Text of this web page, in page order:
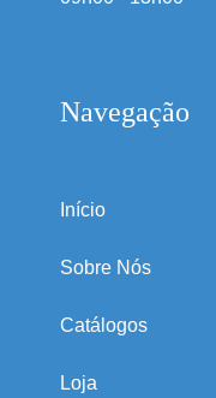
Navegação
Início
Sobre Nós
Catálogos
Loja